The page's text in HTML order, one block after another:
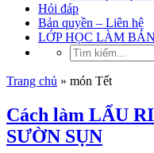
Hỏi đáp
Bản quyền – Liên hệ
LỚP HỌC LÀM
Trang chủ » món Tết
Cách làm LẨU
SƯỜN SỤN